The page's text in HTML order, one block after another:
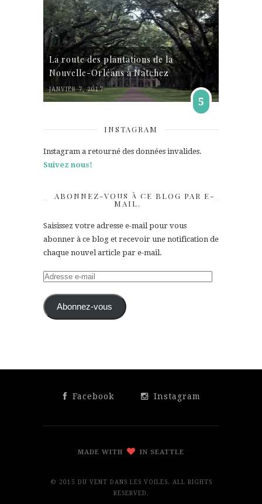
La route des plantations de la
Nouvelle-Orléans à Natchez
JANVIER 7, 2017
5
INSTAGRAM
Instagram a retourné des données invalides.
Suivez nous!
ABONNEZ-VOUS À CE BLOG PAR E-
MAIL.
Saisissez votre adresse e-mail pour vous
abonner à ce blog et recevoir une notification de
chaque nouvel article par e-mail.
Adresse
mail Abonnez-vous
Facebook Instagram
MADE WITH IN SEATTLE
© 2015 DU VENT DANS LES VOILES. ALL RIGHTS
RESERVED.